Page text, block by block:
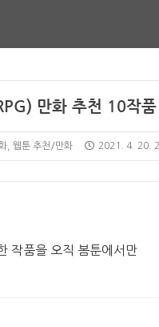
만화 추천 10작
, 웹툰 추천/만화 2021. 4. 20.
작품을 오직 봄툰에서만